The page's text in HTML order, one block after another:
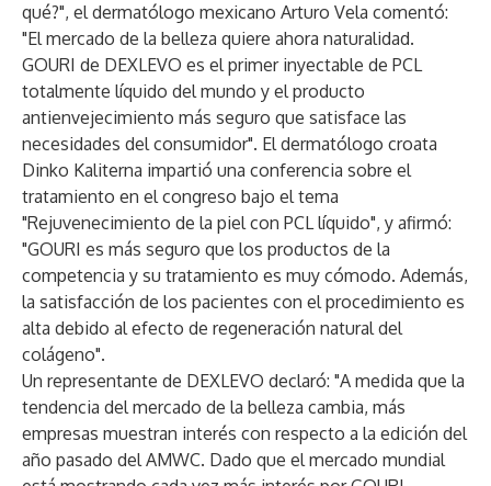
qué?", el dermatólogo mexicano Arturo Vela comentó:
"El mercado de la belleza quiere ahora naturalidad.
GOURI de DEXLEVO es el primer inyectable de PCL
totalmente líquido del mundo y el producto
antienvejecimiento más seguro que satisface las
necesidades del consumidor". El dermatólogo croata
Dinko Kaliterna impartió una conferencia sobre el
tratamiento en el congreso bajo el tema
"Rejuvenecimiento de la piel con PCL líquido", y afirmó:
"GOURI es más seguro que los productos de la
competencia y su tratamiento es muy cómodo. Además,
la satisfacción de los pacientes con el procedimiento es
alta debido al efecto de regeneración natural del
colágeno".
Un representante de DEXLEVO declaró: "A medida que la
tendencia del mercado de la belleza cambia, más
empresas muestran interés con respecto a la edición del
año pasado del AMWC. Dado que el mercado mundial